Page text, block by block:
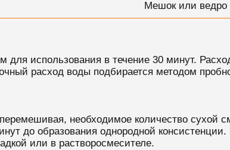
Мешок или ведро
для использования в течение 30 минут.
расход воды подбирается методом
необходимое количество сухой
до образования однородной
или в растворосмесителе.